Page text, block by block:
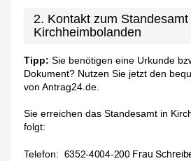
2. Kontakt zum Standesamt
Kirchheimbolanden
Tipp: Sie benötigen eine Urkunde
Dokument? Nutzen Sie jetzt den
von Antrag24.de.
Sie erreichen das Standesamt in
folgt:
Telefon: